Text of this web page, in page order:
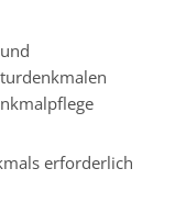
erforderlich